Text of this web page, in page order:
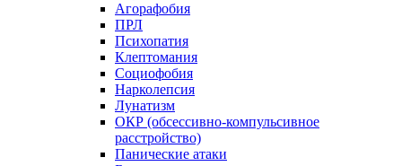
Агорафобия
ПРЛ
Психопатия
Клептомания
Социофобия
Нарколепсия
Лунатизм
ОКР (обсессивно-компульсивное
расстройство)
Панические атаки